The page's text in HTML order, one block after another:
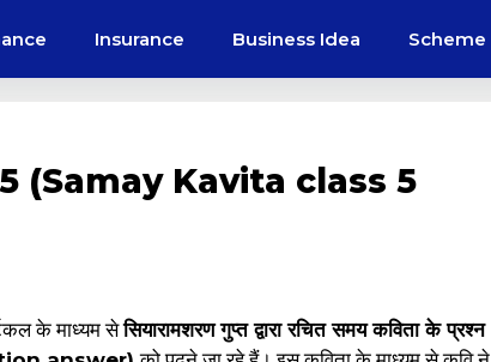
Insurance Business Idea Scheme
5 (Samay Kavita class 5
के माध्यम सेसियारामशरण गुप्त द्वारा रचित समय कविता के प्रश्न